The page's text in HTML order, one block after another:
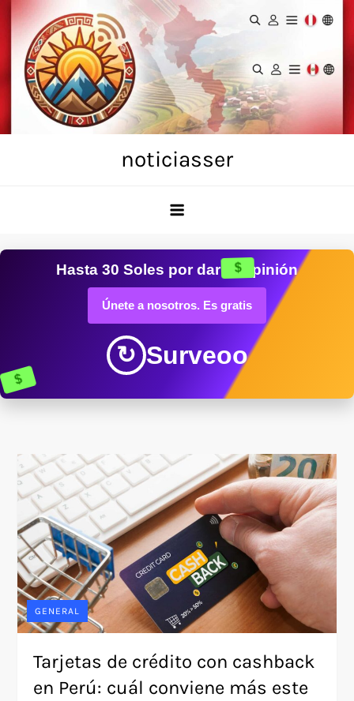
Skip
content
noticiasser
$
$
Hasta 30 Soles por dar tu opinión
Únete a nosotros. Es gratis
↻ Surveoo
GENERAL
Tarjetas de crédito con cashback
en Perú: cuál conviene más este